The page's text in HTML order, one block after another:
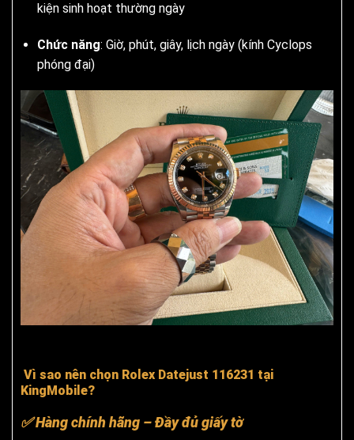
kiện sinh hoạt thường ngày
Chức năng: Giờ, phút, giây, lịch ngày (kính Cyclops
phóng đại)
Vì sao nên chọn Rolex Datejust 116231 tại
KingMobile?
✅ Hàng chính hãng – Đầy đủ giấy tờ